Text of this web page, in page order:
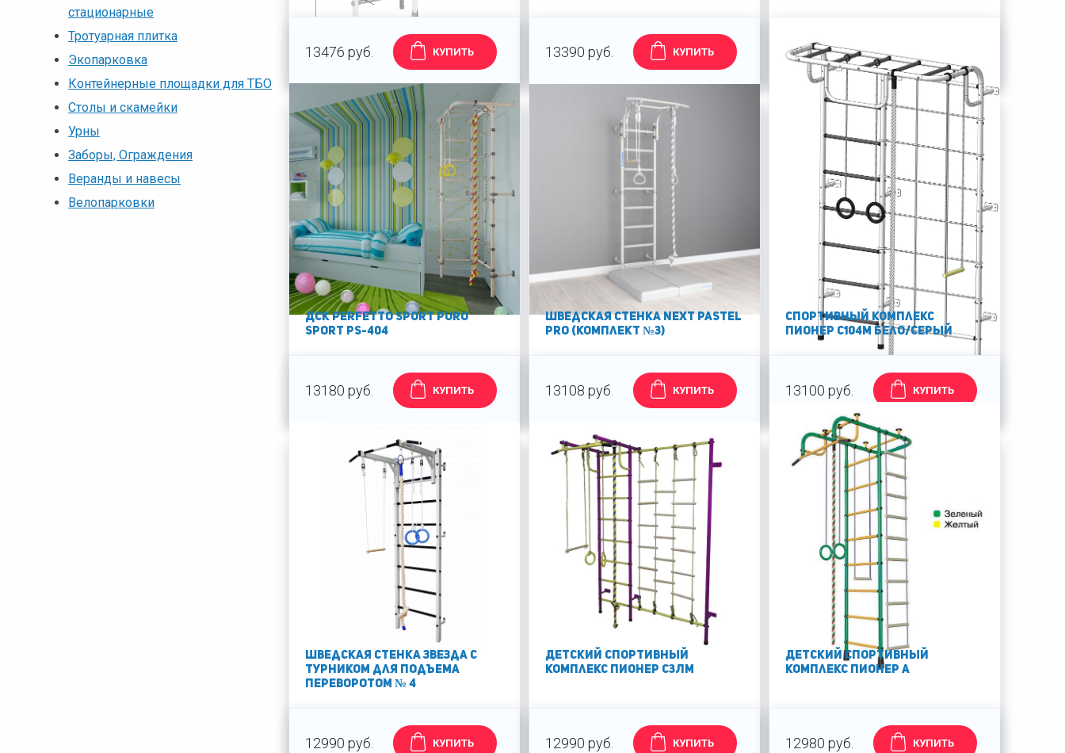
стационарные
Тротуарная плитка
Экопарковка
Контейнерные площадки для ТБО
Столы и скамейки
Урны
Заборы, Ограждения
Веранды и навесы
Велопарковки
13476 руб. КУПИТЬ 13390 руб. КУПИТЬ 13290 руб.
ДСК Perfetto Sport Puro
sport PS-404
13180 руб. КУПИТЬ
Шведская стенка Next Pastel
PRO (Комплект №3)
13108 руб. КУПИТЬ
Спортивный комплекс
Пионер С104М бело/серый
13100 руб. КУПИТЬ
Шведская стенка Звезда с
турником для Подъема
Переворотом № 4
12990 руб. КУПИТЬ
Детский спортивный
комплекс Пионер С3ЛМ
12990 руб. КУПИТЬ
Детский спортивный
комплекс Пионер А
12980 руб. КУПИТЬ